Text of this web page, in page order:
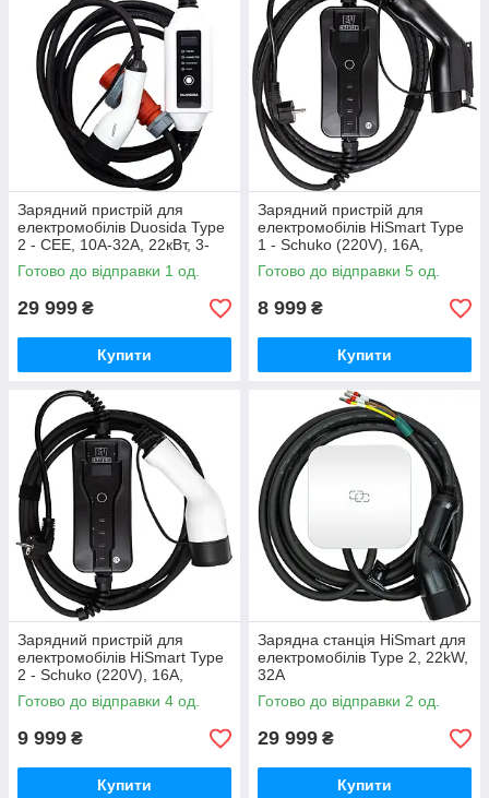
Зарядний пристрій для
електромобілів Duosida Type
2 - CEE, 10A-32A, 22кВт, 3-
фазний, 5м
Готово до відправки 1 од.
29 999 ₴
Купити
Зарядний пристрій для
електромобілів HiSmart Type
1 - Schuko (220V), 16A,
3.6кВт, 1-фазний, 5м
Готово до відправки 5 од.
8 999 ₴
Купити
Зарядний пристрій для
електромобілів HiSmart Type
2 - Schuko (220V), 16A,
3.6кВт, 1-фазний, 5м
Готово до відправки 4 од.
9 999 ₴
Купити
Зарядна станція HiSmart для
електромобілів Type 2, 22kW,
32A
Готово до відправки 2 од.
29 999 ₴
Купити